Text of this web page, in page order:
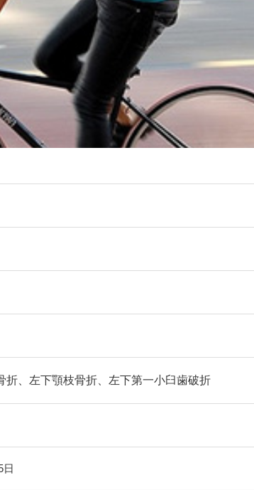
折、左下顎枝骨折、左下第一小臼歯破折
日